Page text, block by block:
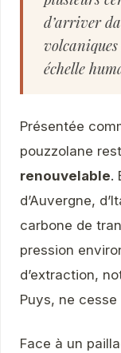
d’arriver
échelle
Présentée
pouzzolane
renouvelable.
d’Auvergne,
carbone de
pression
d’extraction,
Puys, ne cesse
Face à un